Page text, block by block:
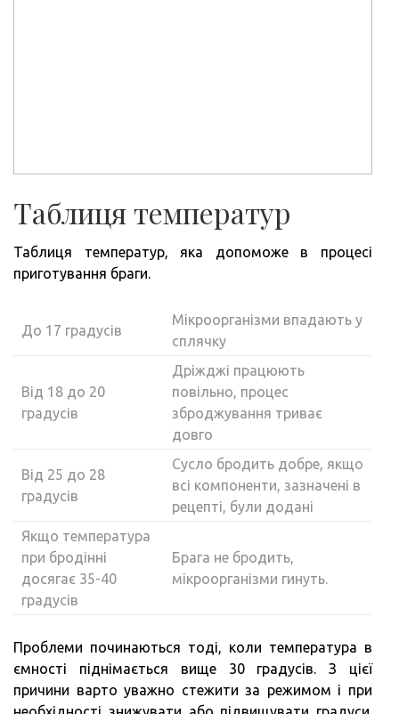
Таблиця температур
Таблиця температур, яка допоможе в процесі
приготування браги.
До 17 градусів
Мікроорганізми впадають у
сплячку
Від 18 до 20
градусів
Дріжджі працюють
повільно, процес
зброджування триває
довго
Від 25 до 28
градусів
Сусло бродить добре, якщо
всі компоненти, зазначені в
рецепті, були додані
Якщо температура
при бродінні
досягає 35-40
градусів
Брага не бродить,
мікроорганізми гинуть.
Проблеми починаються тоді, коли температура в
ємності піднімається вище 30 градусів. З цієї
причини варто уважно стежити за режимом і при